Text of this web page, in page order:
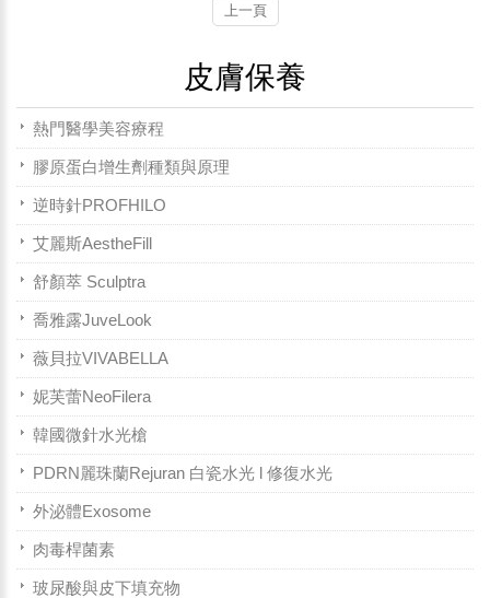
上一頁
皮膚保養
熱門醫學美容療程
膠原蛋白增生劑種類與原理
逆時針PROFHILO
艾麗斯AestheFill
舒顏萃 Sculptra
喬雅露JuveLook
薇貝拉VIVABELLA
妮芙蕾NeoFilera
韓國微針水光槍
PDRN麗珠蘭Rejuran 白瓷水光 l 修復水光
外泌體Exosome
肉毒桿菌素
玻尿酸與皮下填充物